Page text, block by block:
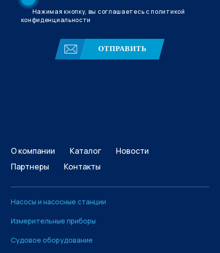
Нажимая кнопку, вы соглашаетесь с политикой
конфиденциальности
ОТПРАВИТЬ
О компании Каталог
Новости
Партнеры
Контакты
Насосы и насосные станции
Измерительные приборы
Судовое оборудование